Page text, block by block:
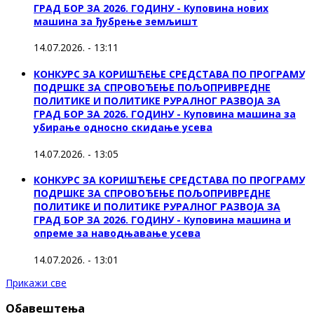
ГРАД БОР ЗА 2026. ГОДИНУ - Куповина нових
машина за ђубрење земљишт
14.07.2026. - 13:11
КОНКУРС ЗА КОРИШЋЕЊЕ СРЕДСТАВА ПО ПРОГРАМУ
ПОДРШКЕ ЗА СПРОВОЂЕЊЕ ПОЉОПРИВРЕДНЕ
ПОЛИТИКЕ И ПОЛИТИКЕ РУРАЛНОГ РАЗВОЈА ЗА
ГРАД БОР ЗА 2026. ГОДИНУ - Куповинa машина за
убирање односно скидање усева
14.07.2026. - 13:05
КОНКУРС ЗА КОРИШЋЕЊЕ СРЕДСТАВА ПО ПРОГРАМУ
ПОДРШКЕ ЗА СПРОВОЂЕЊЕ ПОЉОПРИВРЕДНЕ
ПОЛИТИКЕ И ПОЛИТИКЕ РУРАЛНОГ РАЗВОЈА ЗА
ГРАД БОР ЗА 2026. ГОДИНУ - Куповина машина и
опреме за наводњавање усева
14.07.2026. - 13:01
Прикажи све
Обавештења